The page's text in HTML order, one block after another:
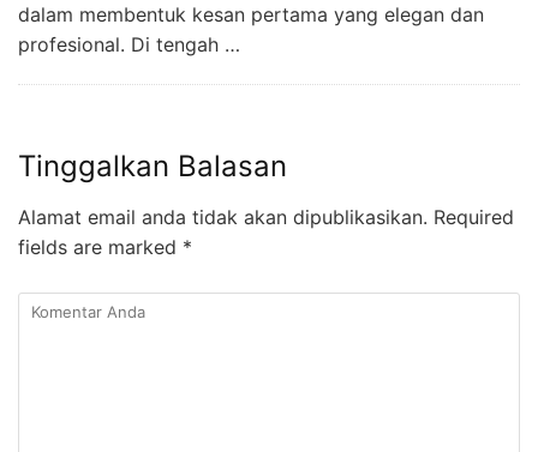
dalam membentuk kesan pertama yang elegan dan
profesional. Di tengah …
Tinggalkan Balasan
Alamat email anda tidak akan dipublikasikan. Required
fields are marked *